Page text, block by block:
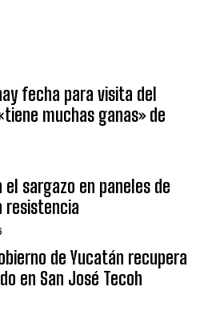
fecha para visita del
muchas ganas» de
el sargazo en paneles de
resistencia
de Yucatán recupera
en San José Tecoh